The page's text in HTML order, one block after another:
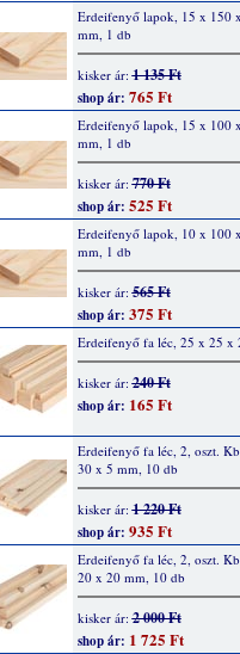
Erdeifenyő lapok, 15 x 150
mm, 1 db
kisker ár:1 135 Ft
shop ár: 765 Ft
Erdeifenyő lapok, 15 x 100
mm, 1 db
kisker ár:770 Ft
shop ár: 525 Ft
Erdeifenyő lapok, 10 x 100
mm, 1 db
kisker ár:565 Ft
shop ár: 375 Ft
Erdeifenyő fa léc, 25 x 25 x
kisker ár:240 Ft
shop ár: 165 Ft
Erdeifenyő fa léc, 2, oszt.
30 x 5 mm, 10 db
kisker ár:1 220 Ft
shop ár: 935 Ft
Erdeifenyő fa léc, 2, oszt.
20 x 20 mm, 10 db
kisker ár:2 000 Ft
shop ár: 1 725 Ft